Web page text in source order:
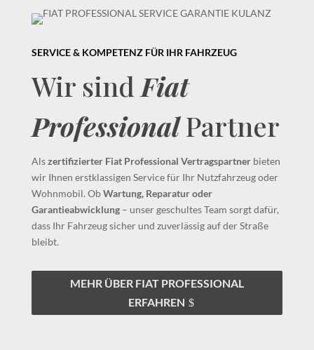
SERVICE & KOMPETENZ FÜR IHR FAHRZEUG
Wir sind Fiat
ProfessionalPartner
Alszertifizierter Fiat Professional Vertragspartnerbieten
wir Ihnen erstklassigen Service für Ihr Nutzfahrzeug oder
Wohnmobil. ObWartung, Reparatur oder
Garantieabwicklung– unser geschultes Team sorgt dafür,
dass Ihr Fahrzeug sicher und zuverlässig auf der Straße
bleibt.
MEHR ÜBER FIAT PROFESSIONAL
ERFAHREN